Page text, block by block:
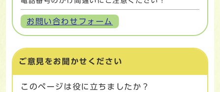
お問い合わせフォーム
ご意見をお聞かせください
このページは役に立ちましたか？